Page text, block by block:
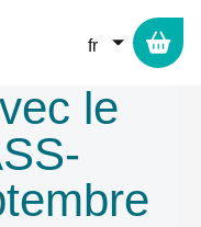
LISTER
le